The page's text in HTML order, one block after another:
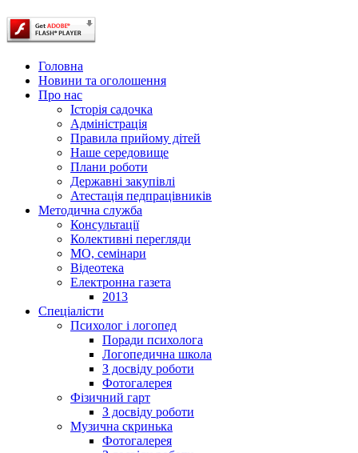
Головна
Новини та оголошення
Про нас
Історія садочка
Адміністрація
Правила прийому дітей
Наше середовище
Плани роботи
Державні закупівлі
Атестація педпрацівників
Методична служба
Консультації
Колективні перегляди
МО, семінари
Відеотека
Електронна газета
2013
Спеціалісти
Психолог і логопед
Поради психолога
Логопедична школа
З досвіду роботи
Фотогалерея
Фізичний гарт
З досвіду роботи
Музична скринька
Фотогалерея